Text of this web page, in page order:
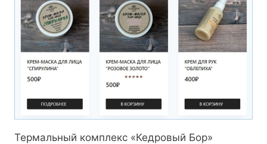
Термальный комплекс «Кедровый Бор»